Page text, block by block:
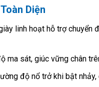
Diện
linh hoạt hỗ trợ chuyển
ma sát, giúc vững chân
độ nổ trở khi bật nhảy,